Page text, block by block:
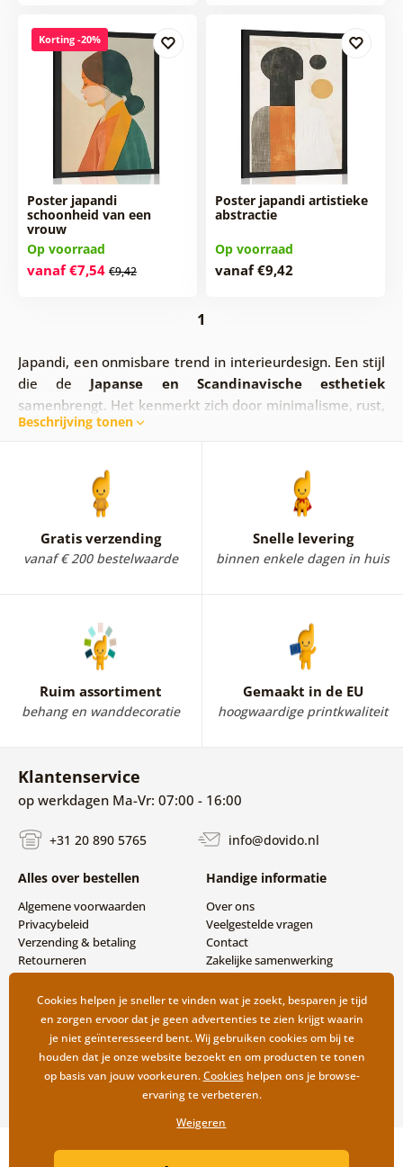
Korting -20%
Poster japandi
schoonheid van een
vrouw
Op voorraad
vanaf €7,54 €9,42
Poster japandi artistieke
abstractie
Op voorraad
vanaf €9,42
1
Japandi, een onmisbare trend in interieurdesign. Een stijl
die de Japanse en Scandinavische esthetiek
samenbrengt. Het kenmerkt zich door minimalisme, rust,
warme kleuren en een vleugje imperfectie (geïnspireerd
De basis is de natuur en haar kleuren.
Motieven gecombineerd met bladeren of de maan
mogen simpelweg niet ontbreken! Als bonus, een poster
van een skelet in Japandi-stijl.
Ook beschikbaar als
wanddecoratie.
Beschrijving tonen
Gratis verzending
vanaf € 200 bestelwaarde
Snelle levering
binnen enkele dagen in huis
Ruim assortiment
behang en wanddecoratie
Gemaakt in de EU
hoogwaardige printkwaliteit
Klantenservice
op werkdagen Ma-Vr: 07:00 - 16:00
+31 20 890 5765 info@dovido.nl
Alles over bestellen
Algemene voorwaarden
Privacybeleid
Verzending & betaling
Retourneren
Handige informatie
Over ons
Veelgestelde vragen
Contact
Zakelijke samenwerking
Copyright ©2019 © Dovido.nl.
Cookies helpen je sneller te vinden wat je zoekt, besparen je tijd
en zorgen ervoor dat je geen advertenties te zien krijgt waarin
je niet geïnteresseerd bent. Wij gebruiken cookies om bij te
houden dat je onze website bezoekt en om producten te tonen
op basis van jouw voorkeuren.Cookieshelpen ons je browse-
ervaring te verbeteren.
Weigeren